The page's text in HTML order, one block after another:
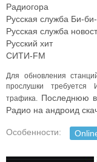
Радиогора
Русская служба Би-
Русская служба
Русский хит
СИТИ-FM
Для обновления
прослушки требуется
трафика. Последнюю
Радио на андроид
Особенности: